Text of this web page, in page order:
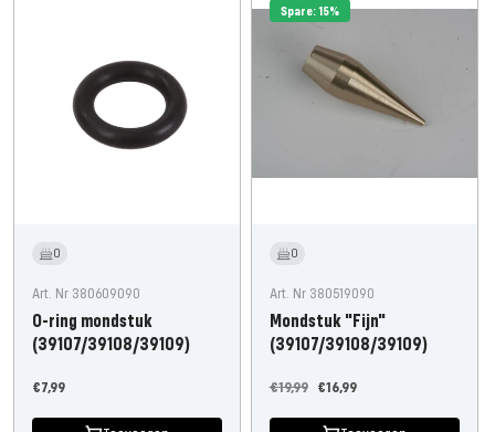
0
Art. Nr 380609090
O-ring mondstuk
(39107/39108/39109)
Aanbiedingsprijs
€7,99
Spare: 15%
0
Art. Nr 380519090
Mondstuk "Fijn"
(39107/39108/39109)
Aanbiedingsprijs
€16,99
Normale
€19,99